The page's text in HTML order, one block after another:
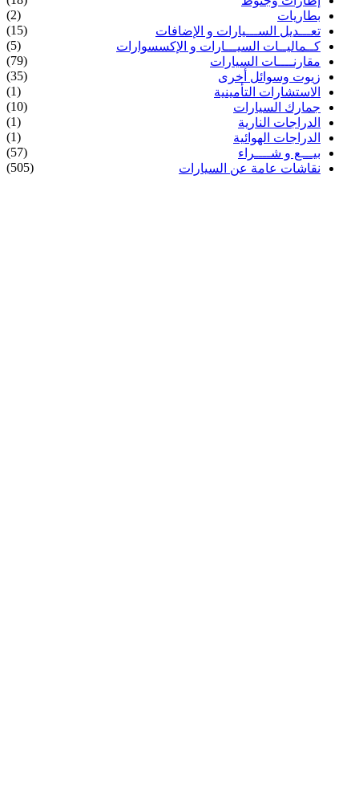
بطاريات
(2)
تعـــديل الســـيارات و الإضافات
(15)
كــماليــات السيـــارات و الإكسسوارات
(5)
مقارنــــات السيارات
(79)
زيوت وسوائل أخرى
(35)
الاستشارات التأمينية
(1)
جمارك السيارات
(10)
الدراجات النارية
(1)
الدراجات الهوائية
(1)
بيـــع و شــــراء
(57)
نقاشات عامة عن السيارات
(505)